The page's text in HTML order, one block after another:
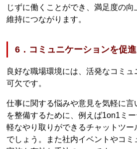
じずに働くことができ、満足度の
維持につながります。
6．コミュニケーションを促
良好な職場環境には、活発なコミ
可欠です。
仕事に関する悩みや意見を気軽に言
を整備するために、例えば1on1ミ
軽なやり取りができるチャットツー
でしょう。また社内イベントやコ